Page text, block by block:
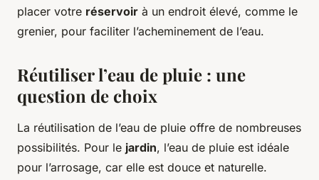
placer votre réservoir à un endroit élevé, comme le
grenier, pour faciliter l’acheminement de l’eau.
Réutiliser l’eau de pluie : une
question de choix
La réutilisation de l’eau de pluie offre de nombreuses
possibilités. Pour le jardin, l’eau de pluie est idéale
pour l’arrosage, car elle est douce et naturelle.